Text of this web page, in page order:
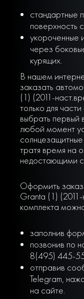
стандартные
поверхность
укороченные
через
курящих.
В нашем
заказать
(1) (2011-
только для
выбрать первый
любой момент
тратя время на
недостающими
Оформить
Granta (1) (2011-
комплекта
заполнив
позвонив по
8(495) 445-
отправив
Telegram,
на сайте.